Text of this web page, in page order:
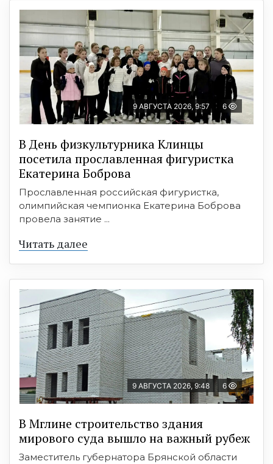
9 АВГУСТА 2026, 9:57 6
В День физкультурника Клинцы
посетила прославленная фигуристка
Екатерина Боброва
Прославленная российская фигуристка,
олимпийская чемпионка Екатерина Боброва
провела занятие ...
Читать далее
9 АВГУСТА 2026, 9:48 6
В Мглине строительство здания
мирового суда вышло на важный рубеж
Заместитель губернатора Брянской области